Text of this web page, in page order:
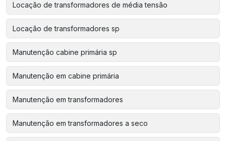
Locação de transformadores de média tensão
Locação de transformadores sp
Manutenção cabine primária sp
Manutenção em cabine primária
Manutenção em transformadores
Manutenção em transformadores a seco